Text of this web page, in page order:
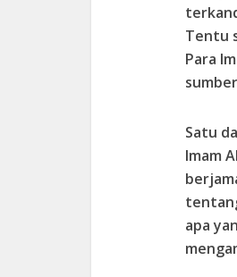
Tentu
Para
Satu
Imam
apa